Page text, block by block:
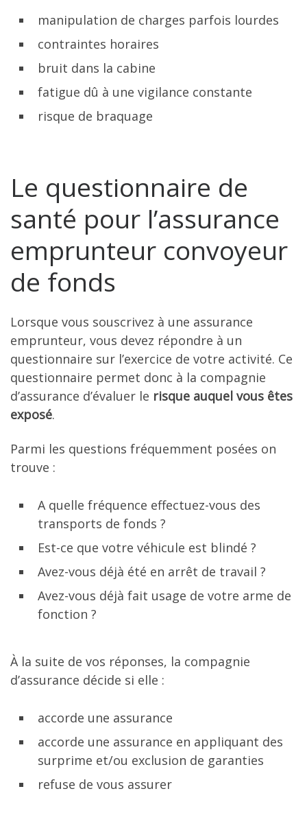
manipulation de charges parfois lourdes
contraintes horaires
bruit dans la cabine
fatigue dû à une vigilance constante
risque de braquage
Le questionnaire de
santé pour l’assurance
emprunteur convoyeur
de fonds
Lorsque vous souscrivez à une assurance
emprunteur, vous devez répondre à un
questionnaire sur l’exercice de votre activité. Ce
questionnaire permet donc à la compagnie
d’assurance d’évaluer le risque auquel vous êtes
exposé.
Parmi les questions fréquemment posées on
trouve :
A quelle fréquence effectuez-vous des
transports de fonds ?
Est-ce que votre véhicule est blindé ?
Avez-vous déjà été en arrêt de travail ?
Avez-vous déjà fait usage de votre arme de
fonction ?
À la suite de vos réponses, la compagnie
d’assurance décide si elle :
accorde une assurance
accorde une assurance en appliquant des
surprime et/ou exclusion de garanties
refuse de vous assurer